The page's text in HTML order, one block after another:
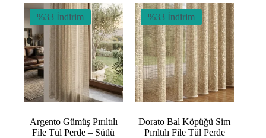
%33 İndirim
Argento Gümüş Pırıltılı
File Tül Perde – Sütlü
%33 İndirim
Dorato Bal Köpüğü Sim
Pırıltılı File Tül Perde